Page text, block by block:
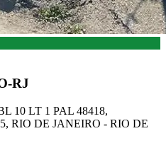
RJ
10 LT 1 PAL 48418,
RIO DE JANEIRO - RIO DE